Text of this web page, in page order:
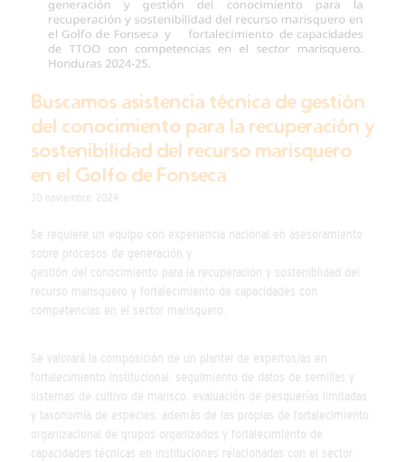
Buscamos asistencia técnica de gestión
del conocimiento para la recuperación y
sostenibilidad del recurso marisquero
en el Golfo de Fonseca
30 noviembre, 2024
Se requiere un equipo con experiencia nacional en asesoramiento
sobre procesos de generación y
gestión del conocimiento para la recuperación y sosteniblidad del
recurso marisquero y fortalecimiento de capacidades con
competencias en el sector marisquero.
Se valorará la composición de un plantel de expertos/as en
fortalecimiento institucional, seguimiento de datos de semillas y
sistemas de cultivo de marisco, evaluación de pesquerías limitadas
y taxonomía de especies, además de las propias de fortalecimiento
organizacional de grupos organizados y fortalecimiento de
capacidades técnicas en instituciones relacionadas con el sector.